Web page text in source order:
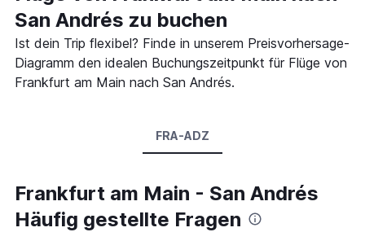
San Andrés zu buchen
Ist dein Trip flexibel? Finde in unserem Preisvorhersage-
Diagramm den idealen Buchungszeitpunkt für Flüge von
Frankfurt am Main nach San Andrés.
FRA-ADZ
Frankfurt am Main - San Andrés
Häufig gestellte Fragen